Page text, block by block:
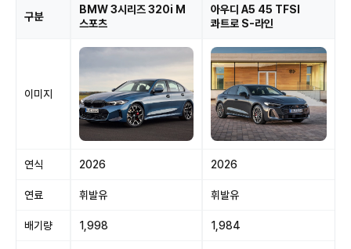
구분
BMW 3시리즈 320i M
스포츠
아우디 A5 45 TFSI
콰트로 S-라인
이미지
연식 2026 2026
연료 휘발유 휘발유
배기량 1,998 1,984